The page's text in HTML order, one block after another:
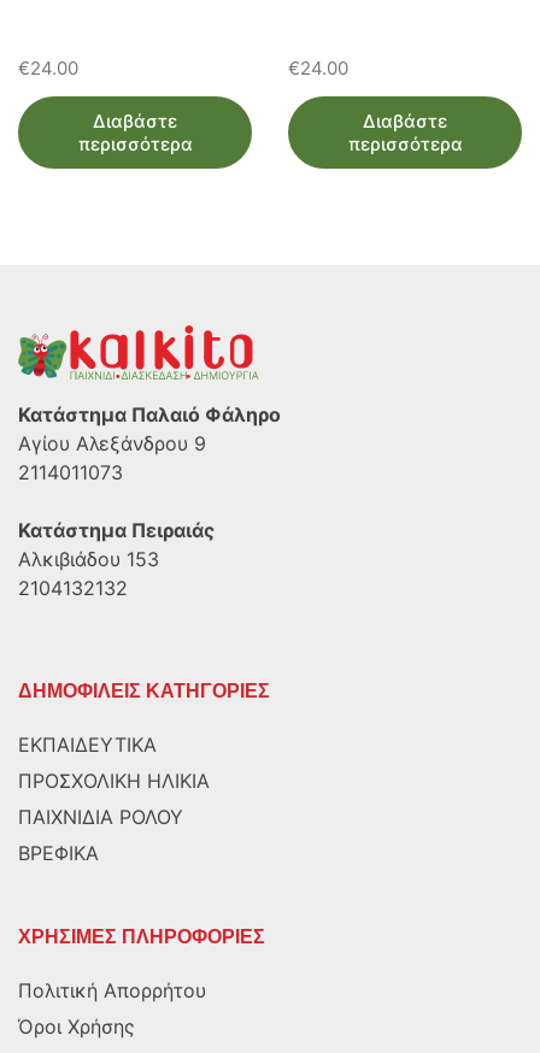
€24.00
Διαβάστε
περισσότερα
€24.00
Διαβάστε
περισσότερα
Κατάστημα Παλαιό Φάληρο
Αγίου Αλεξάνδρου 9
2114011073
Κατάστημα Πειραιάς
Αλκιβιάδου 153
2104132132
ΔΗΜΟΦΙΛΕΙΣ ΚΑΤΗΓΟΡΙΕΣ
ΕΚΠΑΙΔΕΥΤΙΚΑ
ΠΡΟΣΧΟΛΙΚΗ ΗΛΙΚΙΑ
ΠΑΙΧΝΙΔΙΑ ΡΟΛΟΥ
ΒΡΕΦΙΚΑ
ΧΡΗΣΙΜΕΣ ΠΛΗΡΟΦΟΡΙΕΣ
Πολιτική Απορρήτου
Όροι Χρήσης